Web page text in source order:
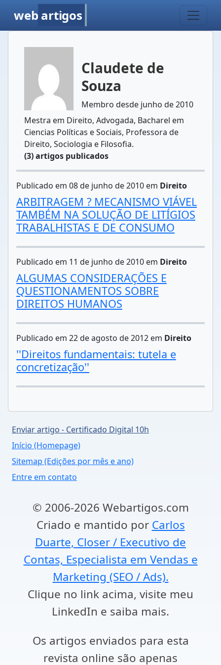
web artigos
Claudete de
Souza
Membro desde junho de 2010
Mestra em Direito, Advogada, Bacharel em
Ciencias Políticas e Sociais, Professora de
Direito, Sociologia e Filosofia.
(3) artigos publicados
Publicado em 08 de junho de 2010 em Direito
ARBITRAGEM ? MECANISMO VIÁVEL
TAMBÉM NA SOLUÇÃO DE LITÍGIOS
TRABALHISTAS E DE CONSUMO
Publicado em 11 de junho de 2010 em Direito
ALGUMAS CONSIDERAÇÕES E
QUESTIONAMENTOS SOBRE
DIREITOS HUMANOS
Publicado em 22 de agosto de 2012 em Direito
''Direitos fundamentais: tutela e
concretização''
Enviar artigo - Certificado Digital 10h
Início (Homepage)
Sitemap (Edições por mês e ano)
Entre em contato
© 2006-2026 Webartigos.com
Criado e mantido por Carlos
Duarte, Closer / Executivo de
Contas, Especialista em Vendas e
Marketing (SEO / Ads).
Clique no link acima, visite meu
LinkedIn e saiba mais.
Os artigos enviados para esta
revista online são apenas